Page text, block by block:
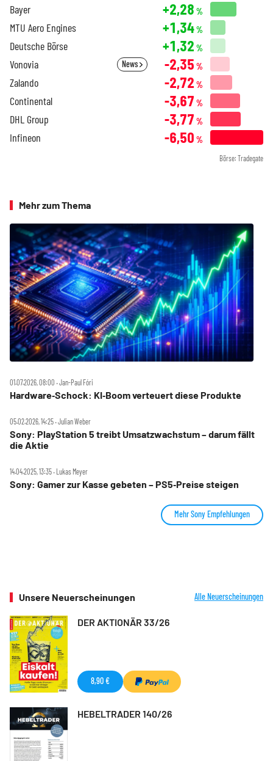
Bayer +2,28 %
MTU Aero Engines +1,34%
Deutsche Börse +1,32 %
Vonovia News -2,35 %
Zalando -2,72 %
Continental -3,67 %
DHL Group -3,77 %
Infineon -6,50 %
Börse: Tradegate
Mehr zum Thema
01.07.2026, 08:00 ‧ Jan-Paul Fóri
Hardware‑Schock: KI‑Boom verteuert diese Produkte
05.02.2026, 14:25 ‧ Julian Weber
Sony: PlayStation 5 treibt Umsatzwachstum – darum fällt
die Aktie
14.04.2025, 13:35 ‧ Lukas Meyer
Sony: Gamer zur Kasse gebeten – PS5‑Preise steigen
Mehr Sony Empfehlungen
Unsere Neuerscheinungen Alle Neuerscheinungen
DER AKTIONÄR 33/26
8,90 €
HEBELTRADER 140/26